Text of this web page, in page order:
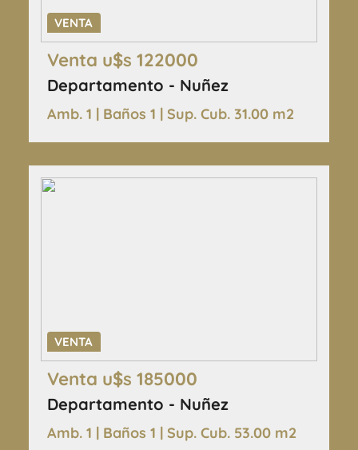
VENTA
Venta u$s 122000
Departamento - Nuñez
Amb. 1 | Baños 1 | Sup. Cub. 31.00 m2
VENTA
Venta u$s 185000
Departamento - Nuñez
Amb. 1 | Baños 1 | Sup. Cub. 53.00 m2